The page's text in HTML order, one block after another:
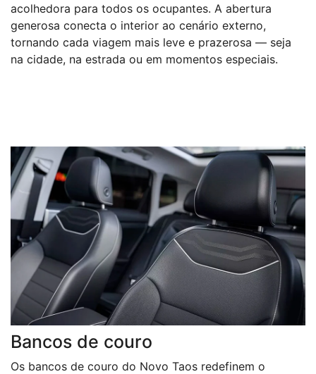
acolhedora para todos os ocupantes. A abertura
generosa conecta o interior ao cenário externo,
tornando cada viagem mais leve e prazerosa — seja
na cidade, na estrada ou em momentos especiais.
Bancos de couro
Os bancos de couro do Novo Taos redefinem o